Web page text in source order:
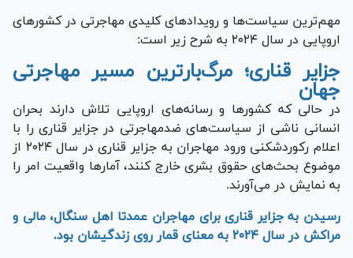
مهم‌ترین سیاست‌ها و رویداد‌های کلیدی مهاجرتی در کشور‌های
اروپایی در سال ۲۰۲۴ به شرح زیر است:
جزایر قناری؛ مرگ‌بارترین مسیر مهاجرتی
جهان
در حالی که کشور‌ها و رسانه‌های اروپایی تلاش دارند بحران
انسانی ناشی از سیاست‌های ضدمهاجرتی در جزایر قناری را با
اعلام رکوردشکنی ورود مهاجران به جزایر قناری در سال ۲۰۲۴ از
موضوع بحث‌های حقوق بشری خارج کنند، آمار‌ها واقعیت امر را
به نمایش در می‌آورند.
رسیدن به جزایر قناری برای مهاجران عمدتا اهل سنگال، مالی و
مراکش در سال ۲۰۲۴ به معنای قمار روی زندگیشان بود.